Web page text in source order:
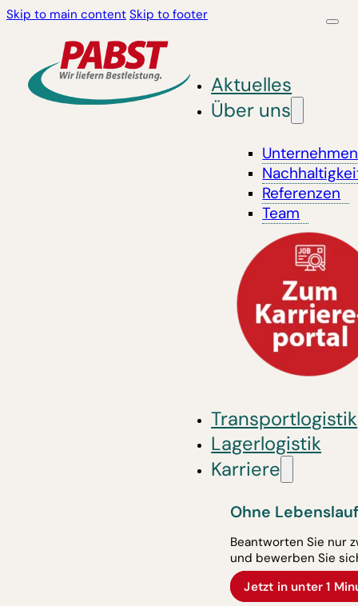
Skip to main content Skip to footer
Aktuelles
Über uns
Unternehmen
Referenzen
Team
Transportlogistik
Lagerlogistik
Karriere
Ohne
Beantworten Sie nur
und bewerben Sie
Jetzt in unter 1